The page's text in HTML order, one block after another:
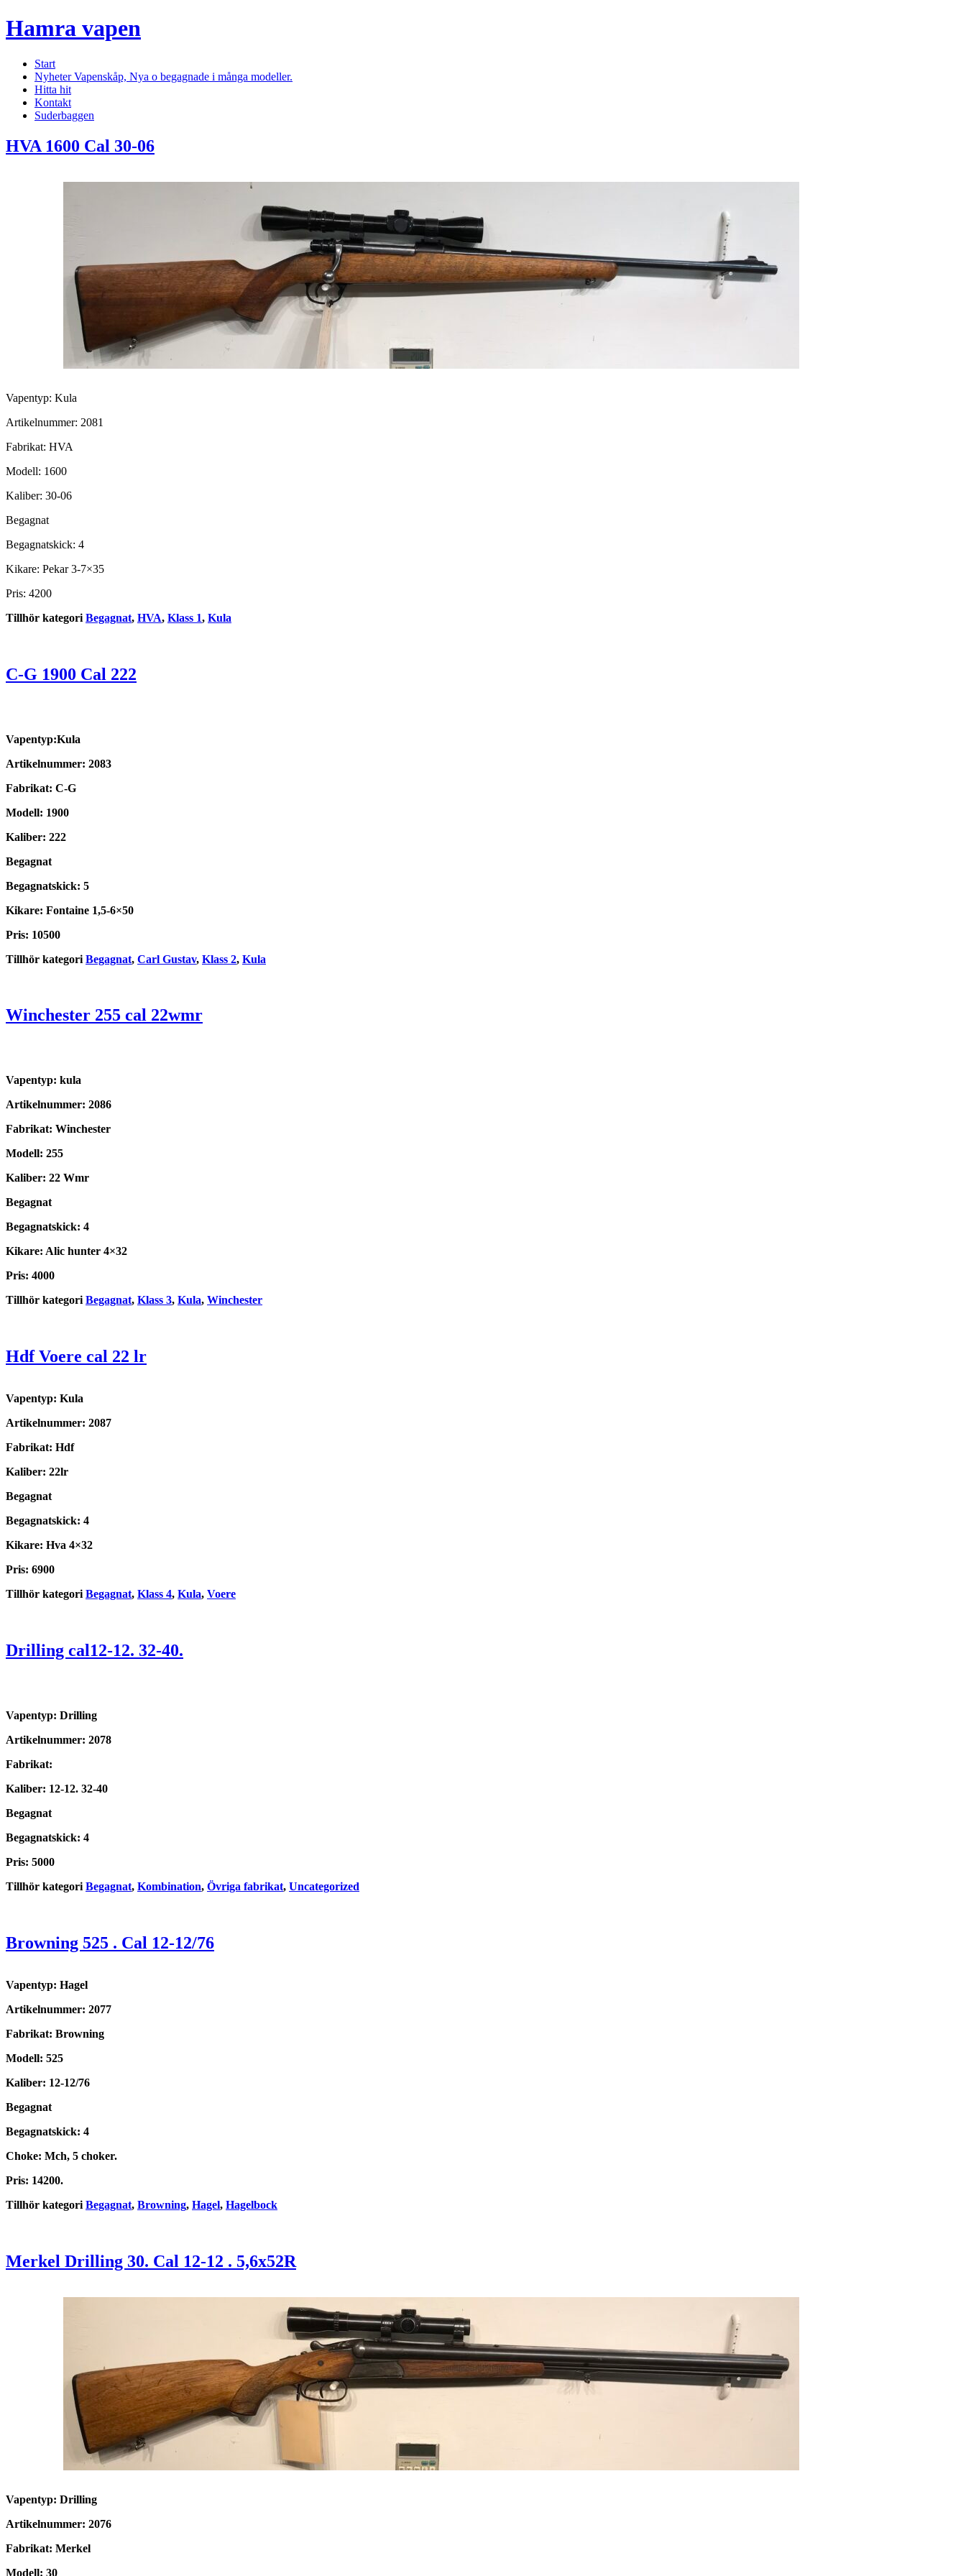
Hamra vapen
Start
Nyheter Vapenskåp, Nya o begagnade i många modeller.
Hitta hit
Kontakt
Suderbaggen
HVA 1600 Cal 30-06
Vapentyp: Kula
Artikelnummer: 2081
Fabrikat: HVA
Modell: 1600
Kaliber: 30-06
Begagnat
Begagnatskick: 4
Kikare: Pekar 3-7×35
Pris: 4200
Tillhör kategori Begagnat, HVA, Klass 1, Kula
C-G 1900 Cal 222
Vapentyp:Kula
Artikelnummer: 2083
Fabrikat: C-G
Modell: 1900
Kaliber: 222
Begagnat
Begagnatskick: 5
Kikare: Fontaine 1,5-6×50
Pris: 10500
Tillhör kategori Begagnat, Carl Gustav, Klass 2, Kula
Winchester 255 cal 22wmr
Vapentyp: kula
Artikelnummer: 2086
Fabrikat: Winchester
Modell: 255
Kaliber: 22 Wmr
Begagnat
Begagnatskick: 4
Kikare: Alic hunter 4×32
Pris: 4000
Tillhör kategori Begagnat, Klass 3, Kula, Winchester
Hdf Voere cal 22 lr
Vapentyp: Kula
Artikelnummer: 2087
Fabrikat: Hdf
Kaliber: 22lr
Begagnat
Begagnatskick: 4
Kikare: Hva 4×32
Pris: 6900
Tillhör kategori Begagnat, Klass 4, Kula, Voere
Drilling cal12-12. 32-40.
Vapentyp: Drilling
Artikelnummer: 2078
Fabrikat:
Kaliber: 12-12. 32-40
Begagnat
Begagnatskick: 4
Pris: 5000
Tillhör kategori Begagnat, Kombination, Övriga fabrikat, Uncategorized
Browning 525 . Cal 12-12/76
Vapentyp: Hagel
Artikelnummer: 2077
Fabrikat: Browning
Modell: 525
Kaliber: 12-12/76
Begagnat
Begagnatskick: 4
Choke: Mch, 5 choker.
Pris: 14200.
Tillhör kategori Begagnat, Browning, Hagel, Hagelbock
Merkel Drilling 30. Cal 12-12 . 5,6x52R
Vapentyp: Drilling
Artikelnummer: 2076
Fabrikat: Merkel
Modell: 30